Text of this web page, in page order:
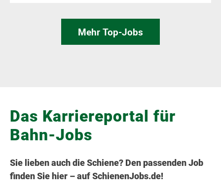
Das Karriereportal für
Bahn-Jobs
Sie lieben auch die Schiene? Den passenden Job
finden Sie hier – auf SchienenJobs.de!